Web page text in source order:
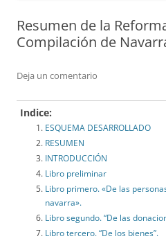
Resumen de la
Compilación de
Deja un comentario
Indice:
ESQUEMA DESARROLLADO
RESUMEN
INTRODUCCIÓN
Libro preliminar
Libro primero. «De las
navarra».
Libro segundo. “De las
Libro tercero. “De los bienes”.